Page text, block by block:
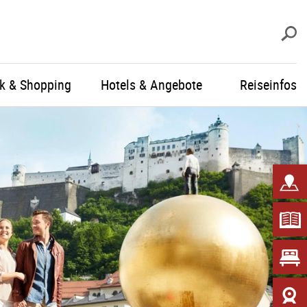
& Shopping Hotels & Angebote Reiseinfos